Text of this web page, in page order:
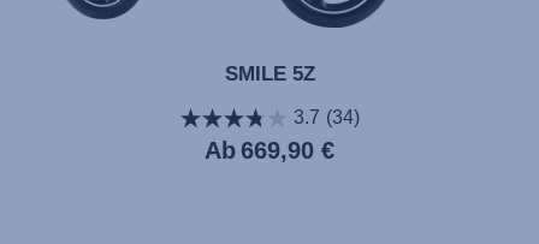
SMILE 5Z
3.7 (34)
AbAktueller
669,90 €